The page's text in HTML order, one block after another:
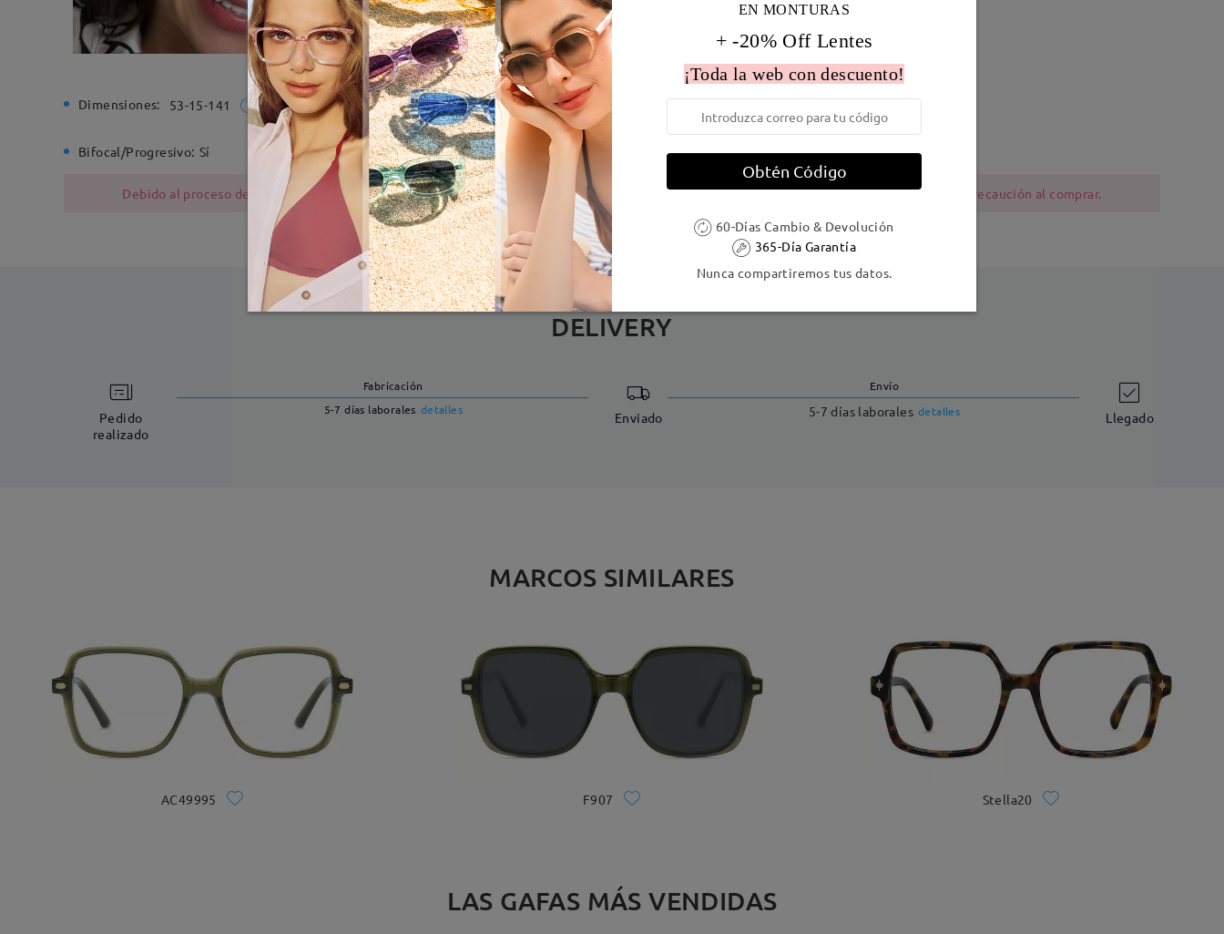
Dimensiones: 53-15-141 Ancho de la montura: 139 mm ( Largo) Diametro de lentes: 55 mm Peso:
Bifocal/Progresivo: Sí Bisagra de resorte: No Material de la montura: Tr ,Metal
Debido al proceso de fabricación, las monturas metálicas contienen níquel. Los clientes con antecedentes de alergia al níquel deben tener precaución al comprar.
DELIVERY
Pedido
realizado
Fabricación
5-7 días laborales detalles Enviado
Envío
5-7 días laborales detalles Llegado
MARCOS SIMILARES
AC49995 F907 Stella20
LAS GAFAS MÁS VENDIDAS
EN MONTURAS
+ -20% Off Lentes
¡Toda la web con descuento!
Obtén Código
60-Días Cambio & Devolución
365-Día Garantía
Nunca compartiremos tus datos.